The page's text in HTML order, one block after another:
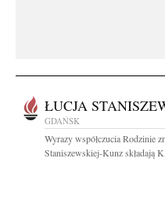
ŁUCJA
GDAŃSK
Wyrazy współczucia Rodzinie
Staniszewskiej-Kunz składają